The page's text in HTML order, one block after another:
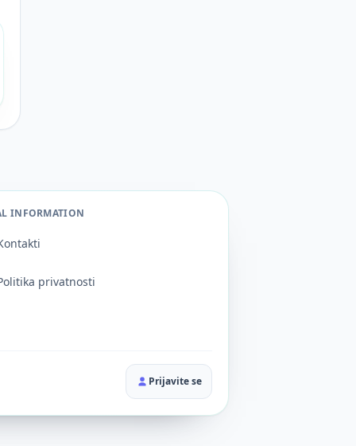
INFORMATION
privatnosti
Prijavite se